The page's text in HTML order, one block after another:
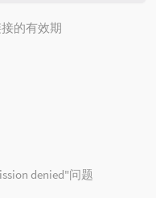
的有效期
denied"问题